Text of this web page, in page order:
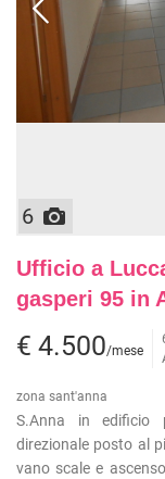
6
Ufficio a
gasperi 95 in
€ 4.500/mese
zona sant'anna
S.Anna in edificio
direzionale posto al
vano scale e